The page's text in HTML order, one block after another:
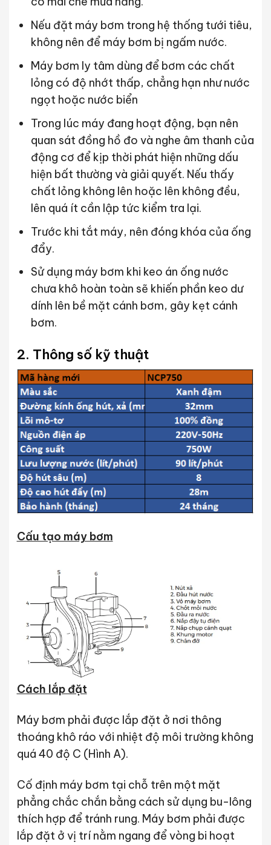
Nếu đặt máy bơm trong hệ thống tưới tiêu,
không nên để máy bơm bị ngấm nước.
Máy bơm ly tâm dùng để bơm các chất
lỏng có độ nhớt thấp, chẳng hạn như nước
ngọt hoặc nước biển
Trong lúc máy đang hoạt động, bạn nên
quan sát đồng hồ đo và nghe âm thanh của
động cơ để kịp thời phát hiện những dấu
hiện bất thường và giải quyết. Nếu thấy
chất lỏng không lên hoặc lên không đều,
lên quá ít cần lập tức kiểm tra lại.
Trước khi tắt máy, nên đóng khóa của ống
đẩy.
Sử dụng máy bơm khi keo án ống nước
chưa khô hoàn toàn sẽ khiến phần keo dư
dính lên bề mặt cánh bơm, gây kẹt cánh
bơm.
2. Thông số kỹ thuật
Cấu tạo máy bơm
Cách lắp đặt
Máy bơm phải được lắp đặt ở nơi thông
thoáng khô ráo với nhiệt độ môi trường không
quá 40 độ C (Hình A).
Cố định máy bơm tại chỗ trên một mặt
phẳng chắc chắn bằng cách sử dụng bu-lông
thích hợp để tránh rung. Máy bơm phải được
lắp đặt ở vị trí nằm ngang để vòng bi hoạt